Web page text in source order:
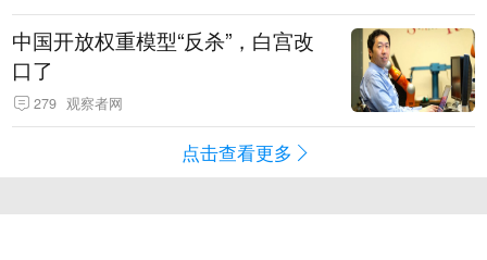
中国开放权重模型“反杀”，白宫改
口了
279 观察者网
点击查看更多